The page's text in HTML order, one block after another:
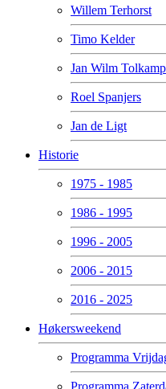
Willem Terhorst
Timo Kelder
Jan Wilm Tolkamp
Roel Spanjers
Jan de Ligt
Historie
1975 - 1985
1986 - 1995
1996 - 2005
2006 - 2015
2016 - 2025
Høkersweekend
Programma
Programma